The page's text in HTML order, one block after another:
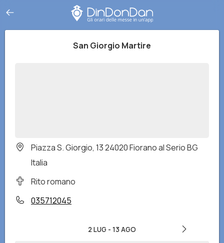
San Giorgio Martire
Piazza S. Giorgio, 13 24020 Fiorano al Serio BG
Italia
Rito romano
035712045
2 LUG - 13 AGO